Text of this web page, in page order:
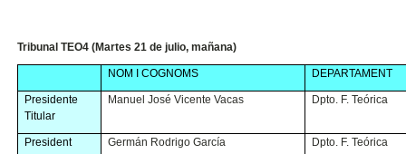
Tribunal TEO4 (Martes 21 de julio, mañana)
NOM I COGNOMS DEPARTAMENT
Presidente
Titular
Manuel José Vicente Vacas Dpto. F. Teórica
President
Germán Rodrigo García Dpto. F. Teórica